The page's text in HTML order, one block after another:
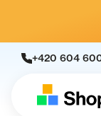
+420 604